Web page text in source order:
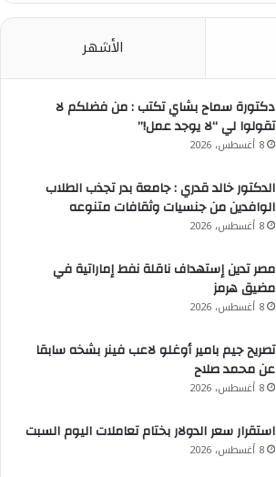
الأشهر
دكتورة سماح بشاي تكتب : من فضلكم لا
تقولوا لي “لا يوجد عمل!”
8 أغسطس، 2026
الدكتور خالد قدري : جامعة بدر تجذب الطلاب
الوافدين من جنسيات وثقافات متنوعه
8 أغسطس، 2026
مصر تدين إستهداف ناقلة نفط إماراتية في
مضيق هرمز
8 أغسطس، 2026
تصريح جيم بامير أوغلو لاعب فينر بشخه سابقا
عن محمد صلاح
8 أغسطس، 2026
استقرار سعر الدولار بختام تعاملات اليوم السبت
8 أغسطس، 2026